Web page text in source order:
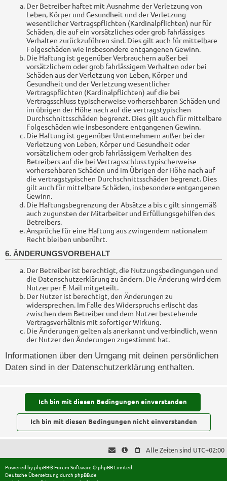
Der Betreiber haftet mit Ausnahme der Verletzung von
Leben, Körper und Gesundheit und der Verletzung
wesentlicher Vertragspflichten (Kardinalpflichten) nur für
Schäden, die auf ein vorsätzliches oder grob fahrlässiges
Verhalten zurückzuführen sind. Dies gilt auch für mittelbare
Folgeschäden wie insbesondere entgangenen Gewinn.
Die Haftung ist gegenüber Verbrauchern außer bei
vorsätzlichem oder grob fahrlässigem Verhalten oder bei
Schäden aus der Verletzung von Leben, Körper und
Gesundheit und der Verletzung wesentlicher
Vertragspflichten (Kardinalpflichten) auf die bei
Vertragsschluss typischerweise vorhersehbaren Schäden und
im übrigen der Höhe nach auf die vertragstypischen
Durchschnittsschäden begrenzt. Dies gilt auch für mittelbare
Folgeschäden wie insbesondere entgangenen Gewinn.
Die Haftung ist gegenüber Unternehmern außer bei der
Verletzung von Leben, Körper und Gesundheit oder
vorsätzlichem oder grob fahrlässigem Verhalten des
Betreibers auf die bei Vertragsschluss typischerweise
vorhersehbaren Schäden und im Übrigen der Höhe nach auf
die vertragstypischen Durchschnittsschäden begrenzt. Dies
gilt auch für mittelbare Schäden, insbesondere entgangenen
Gewinn.
Die Haftungsbegrenzung der Absätze a bis c gilt sinngemäß
auch zugunsten der Mitarbeiter und Erfüllungsgehilfen des
Betreibers.
Ansprüche für eine Haftung aus zwingendem nationalem
Recht bleiben unberührt.
6. ÄNDERUNGSVORBEHALT
Der Betreiber ist berechtigt, die Nutzungsbedingungen und
die Datenschutzerklärung zu ändern. Die Änderung wird dem
Nutzer per E-Mail mitgeteilt.
Der Nutzer ist berechtigt, den Änderungen zu
widersprechen. Im Falle des Widerspruchs erlischt das
zwischen dem Betreiber und dem Nutzer bestehende
Vertragsverhältnis mit sofortiger Wirkung.
Die Änderungen gelten als anerkannt und verbindlich, wenn
der Nutzer den Änderungen zugestimmt hat.
Informationen über den Umgang mit deinen persönlichen
Daten sind in der Datenschutzerklärung enthalten.
Alle Zeiten sind UTC+02:00
Powered byphpBB® Forum Software © phpBB Limited
Deutsche Übersetzung durch phpBB.de